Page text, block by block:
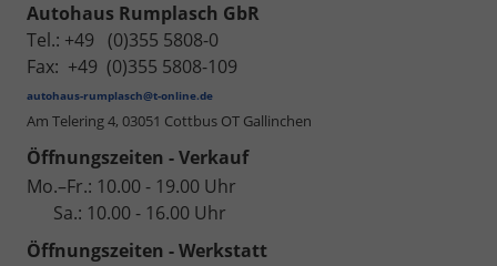
Autohaus Rumplasch GbR
Tel.: +49 (0)355 5808-0
Fax: +49 (0)355 5808-109
autohaus-rumplasch@t-online.de
Am Telering 4, 03051 Cottbus OT Gallinchen
Öffnungszeiten - Verkauf
Mo.–Fr.: 10.00 - 19.00 Uhr
Sa.: 10.00 - 16.00 Uhr
Öffnungszeiten - Werkstatt